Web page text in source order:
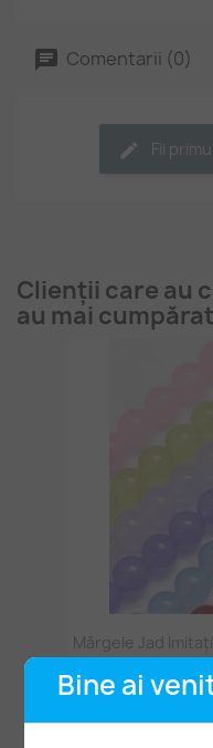
Bine ai
Comentarii (0)
Fii
Clienții care au
au mai
Mărgele Jad